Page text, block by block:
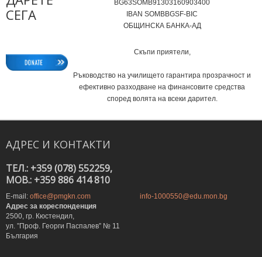
СЕГА
BG63SOMB91303160903400
IВAN SOMBBGSF-BIC
ОБЩИНСКА БАНКА-АД
Скъпи приятели,
Ръководство на училището гарантира прозрачност и
ефективно разходване на финансовите средства
според волята на всеки дарител.
АДРЕС И КОНТАКТИ
ТЕЛ.: +359 (078) 552259,
MOB.: +359 886 414 810
E-mail: office@pmgkn.com
info-1000550@edu.mon.bg
Адрес за кореспонденция
2500, гр. Кюстендил,
ул. ”Проф. Георги Паспалев” № 11
България